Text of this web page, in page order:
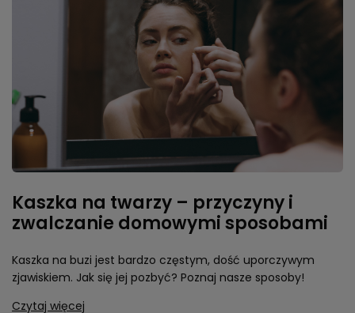
Kaszka na twarzy – przyczyny i
zwalczanie domowymi sposobami
Kaszka na buzi jest bardzo częstym, dość uporczywym
zjawiskiem. Jak się jej pozbyć? Poznaj nasze sposoby!
Czytaj więcej